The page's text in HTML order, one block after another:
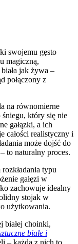
swojemu gęsto
magiczną,
jak żywa –
połączony z
na równomierne
śniegu, który się nie
gałązki, a ich
całości realistyczny i
może dojść do
to naturalny proces.
typu
gałęzi w
zachowuje idealny
stojak w
użytkowania.
białej choinki,
białe i
– każda z nich to